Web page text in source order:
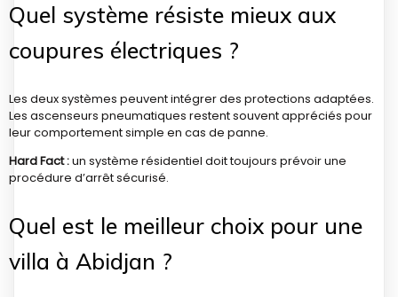
Quel système résiste mieux aux
coupures électriques ?
Les deux systèmes peuvent intégrer des protections adaptées.
Les ascenseurs pneumatiques restent souvent appréciés pour
leur comportement simple en cas de panne.
Hard Fact :un système résidentiel doit toujours prévoir une
procédure d’arrêt sécurisé.
Quel est le meilleur choix pour une
villa à Abidjan ?